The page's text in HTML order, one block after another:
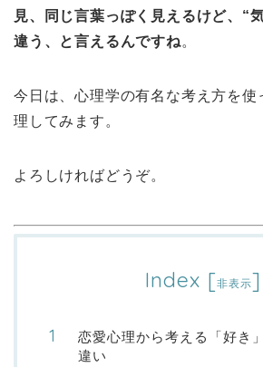
見、同じ言葉っぽく見えるけど、“
違う、と言えるんですね。
今日は、心理学の有名な考え方を使
理してみます。
よろしければどうぞ。
Index [非表示]
恋愛心理から考える「好き
違い